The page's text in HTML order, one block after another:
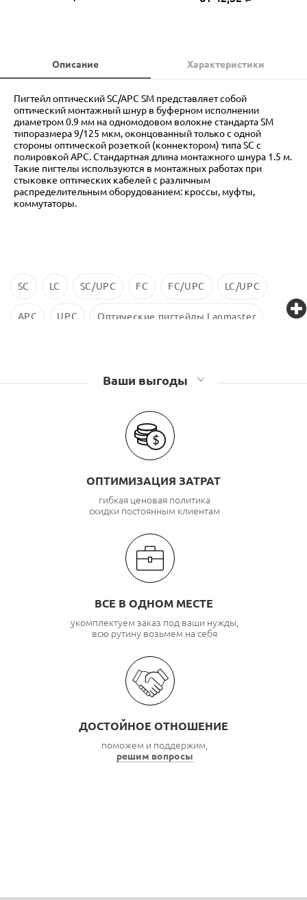
Описание Характеристики
Пигтейл оптический SC/APC SM представляет собой
оптический монтажный шнур в буферном исполнении
диаметром 0.9 мм на одномодовом волокне стандарта SM
типоразмера 9/125 мкм, оконцованный только с одной
стороны оптической розеткой (коннектором) типа SC с
полировкой APC. Стандартная длина монтажного шнура 1.5 м.
Такие пигтелы используются в монтажных работах при
стыковке оптических кабелей с различным
распределительным оборудованием: кроссы, муфты,
коммутаторы.
SC LC SC/UPC FC FC/UPC LC/UPC
APC UPC Оптические пигтейлы Lanmaster
Ваши выгоды
ОПТИМИЗАЦИЯ ЗАТРАТ
гибкая ценовая политика
скидки постоянным клиентам
ВСЕ В ОДНОМ МЕСТЕ
укомплектуем заказ под ваши нужды,
всю рутину возьмем на себя
ДОСТОЙНОЕ ОТНОШЕНИЕ
поможем и поддержим,
решим вопросы